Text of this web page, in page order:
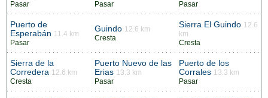
Pasar
Pasar
Pasar
Puerto de
Esperabán 11.4 km
Pasar
Guindo 12.6 km
Cresta
Sierra El Guindo 12.6
km
Cresta
Sierra de la
Corredera 12.6 km
Cresta
Puerto Nuevo de las
Erias 13.3 km
Pasar
Puerto de los
Corrales 13.3 km
Pasar